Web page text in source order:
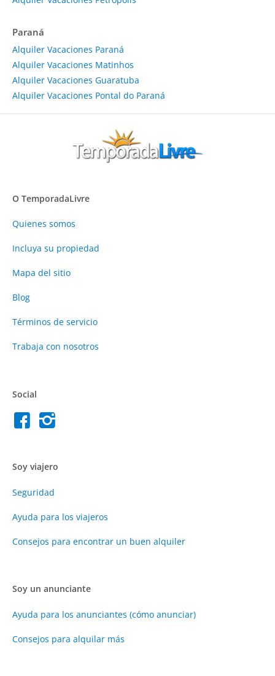
Paraná
Alquiler Vacaciones Paraná
Alquiler Vacaciones Matinhos
Alquiler Vacaciones Guaratuba
Alquiler Vacaciones Pontal do Paraná
O TemporadaLivre
Quienes somos
Incluya su propiedad
Mapa del sitio
Blog
Términos de servicio
Trabaja con nosotros
Social
Soy viajero
Seguridad
Ayuda para los viajeros
Consejos para encontrar un buen alquiler
Soy un anunciante
Ayuda para los anunciantes (cómo anunciar)
Consejos para alquilar más